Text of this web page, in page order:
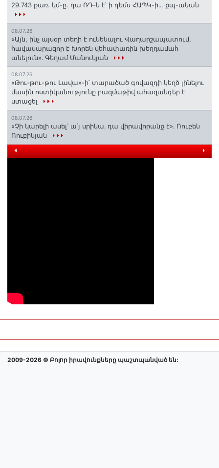
29.743 քառ. կմ-ը. դա ՌԴ-ն է՝ ի դեմս ՀԱՊԿ-ի․․. քպ-ական
08.07.26
«Այն, ինչ այսօր տեղի է ունենալու Վաղարշապատում,
հավասարազոր է Խորեն վեհափառին խեղդամահ
անելուն»․ Գեղամ Մանուկյան
08.07.26
«Թու-թու-թու Լավա»-ի՝ տարածած գովազդի կեղծ լինելու
մասին ոստիկանությունը բազմաթիվ ահազանգեր է
ստացել
08.07.26
«Չի կարելի ասել՝ ա՛յ սրիկա․ դա վիրավորանք է»․ Ռուբեն
Ռուբինյան
2009-2026 © Բոլոր իրավունքները պաշտպանված են: